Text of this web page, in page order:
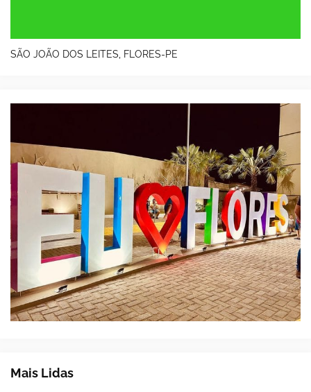
SÃO JOÃO DOS LEITES, FLORES-PE
Mais Lidas